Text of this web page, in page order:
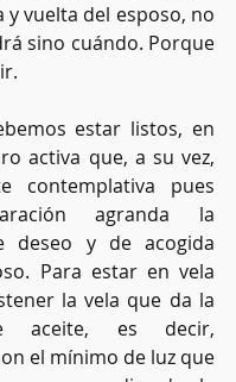
y vuelta del esposo, no
sino cuándo. Porque
estar listos, en
activa que, a su vez,
contemplativa pues
agranda la
deseo y de acogida
Para estar en vela
la vela que da la
aceite, es decir,
el mínimo de luz que